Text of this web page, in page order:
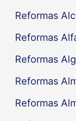
Reformas
Reformas
Reformas
Reformas
Reformas